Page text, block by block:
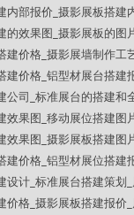
内部报价_摄影展板搭建
的效果图_摄影展板的图
建价格_摄影展墙制作工
建价格_铝型材展台搭建
公司_标准展台的搭建和
效果图_移动展位搭建图
效果图_摄影展板搭建图
建价格_铝型材展位搭建
设计_标准展台搭建策划
价格_摄影展板搭建报价